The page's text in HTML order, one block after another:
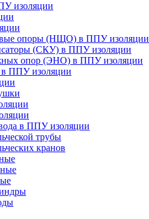
изоляции
опоры (НЩО) в ППУ изоляции
(СКУ) в ППУ изоляции
опор (ЭНО) в ППУ изоляции
в ППУ изоляции
в ППУ изоляции
трубы
кранов